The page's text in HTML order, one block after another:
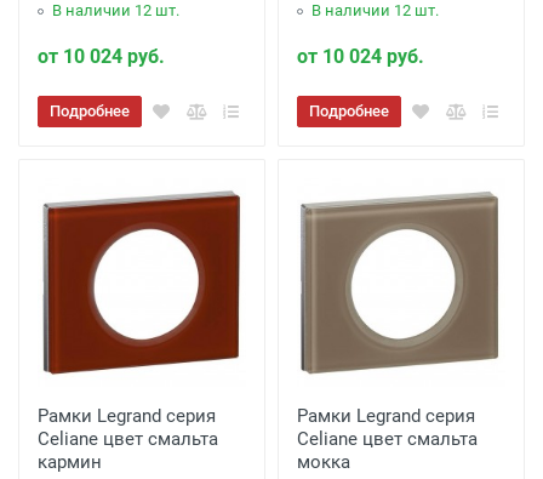
В наличии 12 шт.
от 10 024 руб.
Подробнее
В наличии 12 шт.
от 10 024 руб.
Подробнее
Рамки Legrand серия
Celiane цвет смальта
кармин
Рамки Legrand серия
Celiane цвет смальта
мокка